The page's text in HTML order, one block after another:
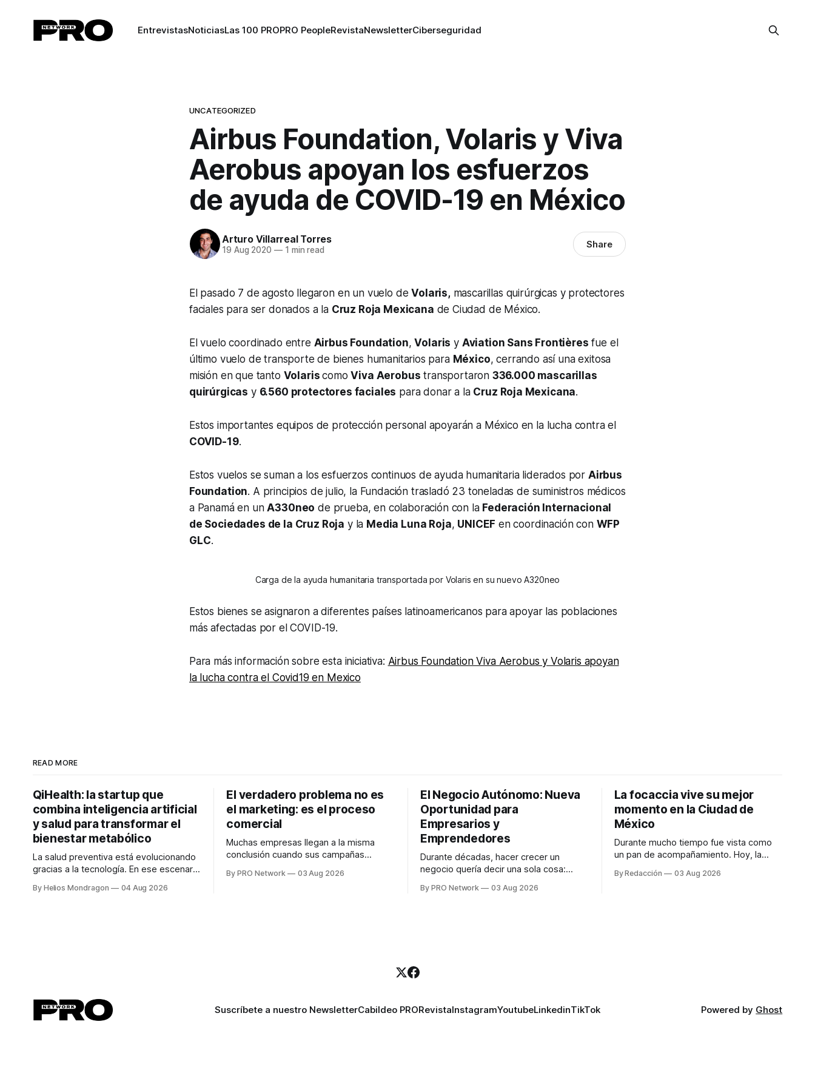
EntrevistasNoticiasLas 100 PROPRO PeopleRevistaNewsletterCiberseguridad
UNCATEGORIZED
Airbus Foundation, Volaris y Viva
Aerobus apoyan los esfuerzos
de ayuda de COVID-19 en México
Arturo Villarreal Torres
19 Aug 2020 —1 min read Share
El pasado 7 de agosto llegaron en un vuelo deVolaris,mascarillas quirúrgicas y protectores
faciales para ser donados a la Cruz Roja Mexicana de Ciudad de México.
El vuelo coordinado entre Airbus Foundation,Volaris y Aviation Sans Frontières fue el
último vuelo de transporte de bienes humanitarios para México, cerrando así una exitosa
misión en que tanto VolariscomoViva Aerobus transportaron 336.000 mascarillas
quirúrgicas y 6.560 protectores faciales para donar a la Cruz Roja Mexicana.
Estos importantes equipos de protección personal apoyarán a México en la lucha contra el
COVID-19.
Estos vuelos se suman a los esfuerzos continuos de ayuda humanitaria liderados por Airbus
Foundation. A principios de julio, la Fundación trasladó 23 toneladas de suministros médicos
a Panamá en unA330neo de prueba, en colaboración con la Federación Internacional
de Sociedades de la Cruz Roja y la Media Luna Roja, UNICEF en coordinación con WFP
GLC.
Carga de la ayuda humanitaria transportada por Volaris en su nuevo A320neo
Estos bienes se asignaron a diferentes países latinoamericanos para apoyar las poblaciones
más afectadas por el COVID-19.
Para más información sobre esta iniciativa: ​ Airbus Foundation Viva Aerobus y Volaris apoyan
la lucha contra el Covid19 en Mexico
READ MORE
QiHealth: la startup que
combina inteligencia artificial
y salud para transformar el
bienestar metabólico
La salud preventiva está evolucionando
gracias a la tecnología. En ese escenario
desarrolla un ecosistema digital capaz
By Helios Mondragon 04 Aug 2026
El verdadero problema no es
el marketing: es el proceso
comercial
Muchas empresas llegan a la misma
conclusión cuando sus campañas
marketing no funciona". Sin embargo,
By PRO Network 03 Aug 2026
El Negocio Autónomo: Nueva
Oportunidad para
Empresarios y
Emprendedores
Durante décadas, hacer crecer un
negocio quería decir una sola cosa:
anuncios, un especialista en marketing
By PRO Network 03 Aug 2026
La focaccia vive su mejor
momento en la Ciudad de
México
Durante mucho tiempo fue vista como
un pan de acompañamiento. Hoy, la
platillos favoritos de quienes buscan
By Redacción 03 Aug 2026
Suscríbete a nuestro NewsletterCabildeo PRORevistaInstagramYoutubeLinkedinTikTok Powered by Ghost